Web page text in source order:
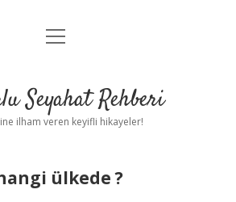
Anasayfa
Yasal Uyarı
menüyü
Seyahat Rehberi
ilham veren keyifli hikayeler!
ülkede ?